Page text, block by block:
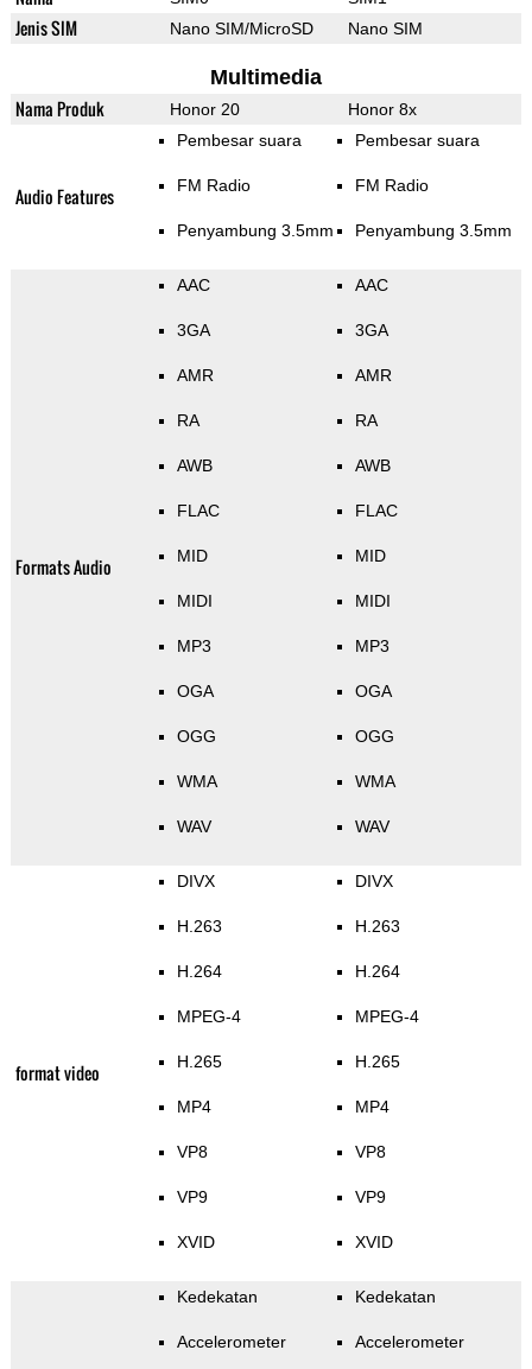
Jenis SIM Nano SIM/MicroSD Nano SIM
Multimedia
Nama Produk Honor 20 Honor 8x
Audio Features
Pembesar suara
FM Radio
Penyambung 3.5mm
Pembesar suara
FM Radio
Penyambung 3.5mm
Formats Audio
AAC
3GA
AMR
RA
AWB
FLAC
MID
MIDI
MP3
OGA
OGG
WMA
WAV
AAC
3GA
AMR
RA
AWB
FLAC
MID
MIDI
MP3
OGA
OGG
WMA
WAV
format video
DIVX
H.263
H.264
MPEG-4
H.265
MP4
VP8
VP9
XVID
DIVX
H.263
H.264
MPEG-4
H.265
MP4
VP8
VP9
XVID
Kedekatan
Accelerometer
Kedekatan
Accelerometer